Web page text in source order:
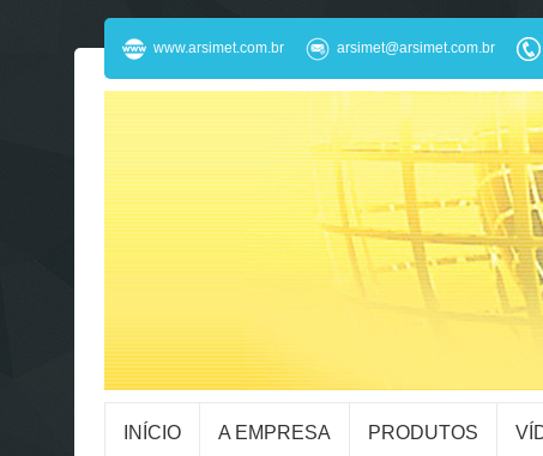
www.arsimet.com.br arsimet@arsimet.com.br
INÍCIO A EMPRESA PRODUTOS